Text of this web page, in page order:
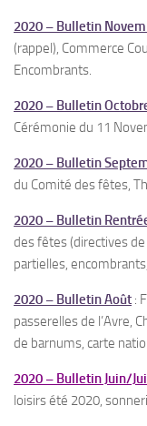
2020 – Bulletin
(rappel), Commerce
Encombrants.
2020 – Bulletin
Cérémonie du 11
2020 – Bulletin
du Comité des fêtes,
2020 – Bulletin
des fêtes (directives
partielles,
2020 – Bulletin Août :
passerelles de l’Avre,
de barnums, carte
2020 – Bulletin Juin/
loisirs été 2020,